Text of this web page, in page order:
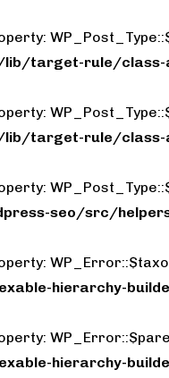
target-rule/class-
target-rule/class-
seo/src/
hierarchy-
hierarchy-